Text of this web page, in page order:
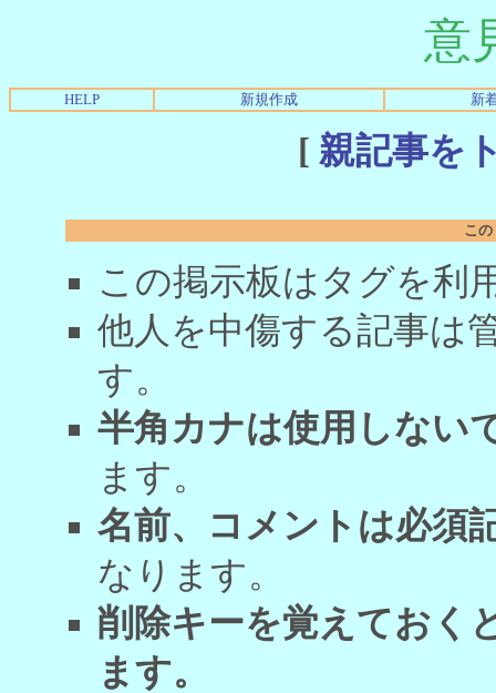
意
HELP 新規作成 新
[ 親記事を
こ
この掲示板はタグを利
他人を中傷する記事は
す。
半角カナは使用しない
ます。
名前、コメントは必須
なります。
削除キーを覚えておく
ます。